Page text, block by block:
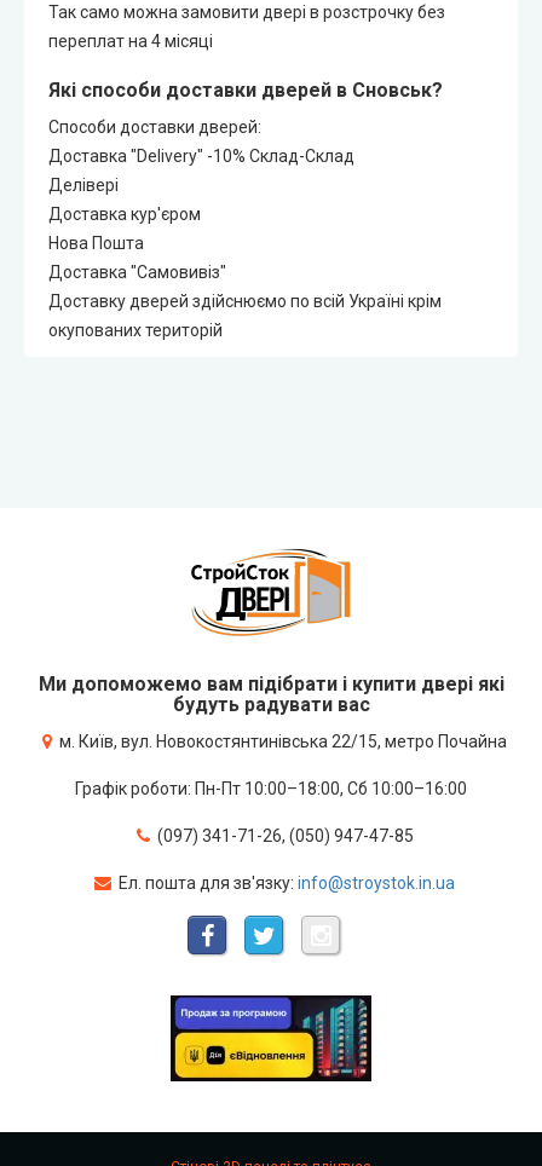
Так само можна замовити двері в розстрочку без
переплат на 4 місяці
Які способи доставки дверей в Сновськ?
Способи доставки дверей:
Доставка "Delivery" -10% Склад-Склад
Делівері
Доставка кур'єром
Нова Пошта
Доставка "Самовивіз"
Доставку дверей здійснюємо по всій Україні крім
окупованих територій
Ми допоможемо вам підібрати і купити двері які
будуть радувати вас
м. Київ, вул. Новокостянтинівська 22/15, метро Почайна
Графік роботи: Пн-Пт 10:00–18:00, Сб 10:00–16:00
(097) 341-71-26, (050) 947-47-85
Ел. пошта для зв'язку: info@stroystok.in.ua